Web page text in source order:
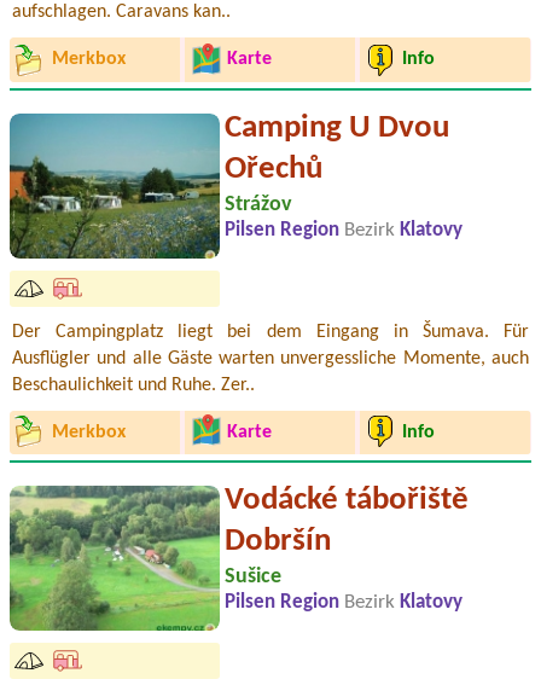
aufschlagen. Caravans kan..
Merkbox Karte Info
Camping U Dvou
Ořechů
Strážov
Pilsen Region Bezirk Klatovy
Der Campingplatz liegt bei dem Eingang in Šumava. Für
Ausflügler und alle Gäste warten unvergessliche Momente, auch
Beschaulichkeit und Ruhe. Zer..
Merkbox Karte Info
Vodácké tábořiště
Dobršín
Sušice
Pilsen Region Bezirk Klatovy